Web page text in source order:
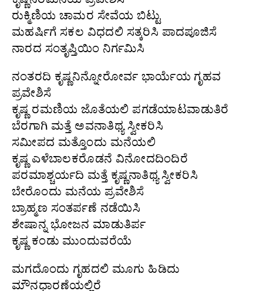
ರುಕ್ಮಿಣಿಯ ಚಾಮರ ಸೇವೆಯ ಬಿಟ್ಟು
ಮಹರ್ಷಿಗೆ ಸಕಲ ವಿಧದಲಿ ಸತ್ಕರಿಸಿ ಪಾದಪೂಜಿಸೆ
ನಾರದ ಸಂತೃಪ್ತಿಯಿಂ ನಿರ್ಗಮಿಸಿ
ನಂತರದಿ ಕೃಷ್ಣನಿನ್ನೋರೋರ್ವ ಭಾರ್ಯೆಯ ಗೃಹವ
ಪ್ರವೇಶಿಸೆ
ಕೃಷ್ಣ ರಮಣಿಯ ಜೊತೆಯಲಿ ಪಗಡೆಯಾಟವಾಡುತಿರೆ
ಬೆರಗಾಗಿ ಮತ್ತೆ ಅವನಾತಿಥ್ಯ ಸ್ವೀಕರಿಸಿ
ಸಮೀಪದ ಮತ್ತೊಂದು ಮನೆಯಲಿ
ಕೃಷ್ಣ ಎಳೆಬಾಲಕರೊಡನೆ ವಿನೋದದಿಂದಿರೆ
ಪರಮಾಶ್ಚರ್ಯದಿ ಮತ್ತೆ ಕೃಷ್ಣನಾತಿಥ್ಯ ಸ್ವೀಕರಿಸಿ
ಬೇರೊಂದು ಮನೆಯ ಪ್ರವೇಶಿಸೆ
ಬ್ರಾಹ್ಮಣ ಸಂತರ್ಪಣೆ ನಡೆಯಿಸಿ
ಶೇಷಾನ್ನ ಭೋಜನ ಮಾಡುತಿರ್ಪ
ಕೃಷ್ಣ ಕಂಡು ಮುಂದುವರೆಯೆ
ಮಗದೊಂದು ಗೃಹದಲಿ ಮೂಗು ಹಿಡಿದು
ಮೌನಧಾರಣೆಯಲ್ಲಿರೆ